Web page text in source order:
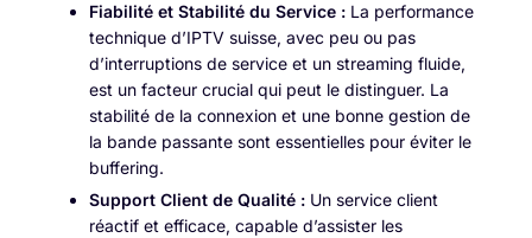
Fiabilité et Stabilité du Service : La performance
technique d’IPTV suisse, avec peu ou pas
d’interruptions de service et un streaming fluide,
est un facteur crucial qui peut le distinguer. La
stabilité de la connexion et une bonne gestion de
la bande passante sont essentielles pour éviter le
buffering.
Support Client de Qualité : Un service client
réactif et efficace, capable d’assister les